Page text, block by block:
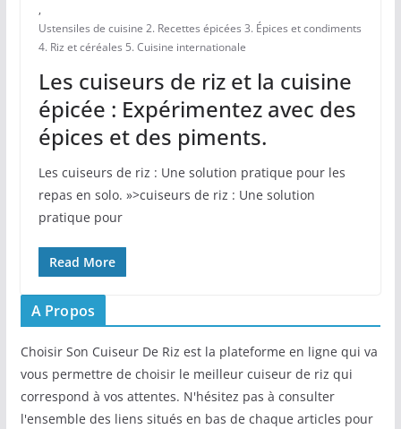
,
Ustensiles de cuisine 2. Recettes épicées 3. Épices et condiments
4. Riz et céréales 5. Cuisine internationale
Les cuiseurs de riz et la cuisine
épicée : Expérimentez avec des
épices et des piments.
Les cuiseurs de riz : Une solution pratique pour les
repas en solo. »>cuiseurs de riz : Une solution
pratique pour
Read More
A Propos
Choisir Son Cuiseur De Riz est la plateforme en ligne qui va
vous permettre de choisir le meilleur cuiseur de riz qui
correspond à vos attentes. N'hésitez pas à consulter
l'ensemble des liens situés en bas de chaque articles pour